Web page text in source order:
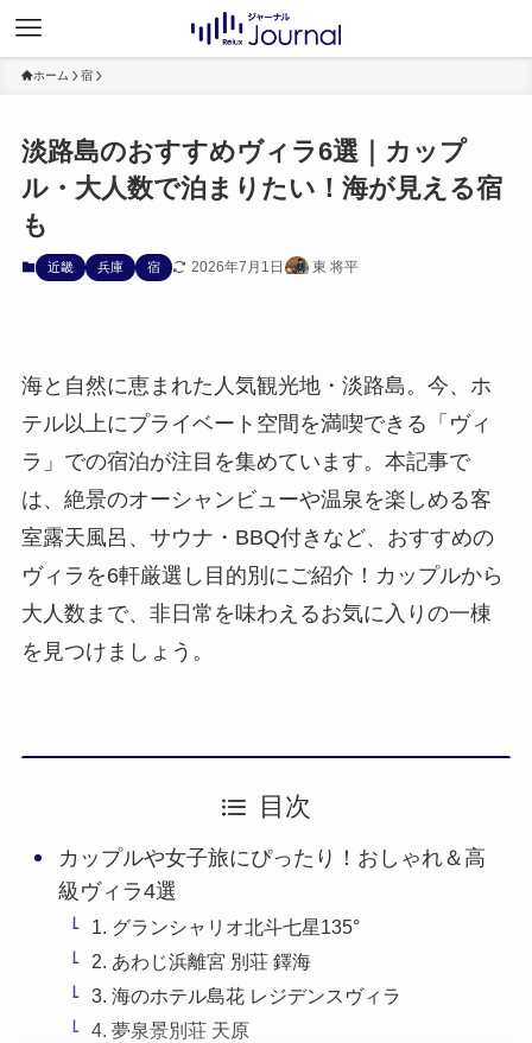
ホーム 宿
淡路島のおすすめヴィラ6選｜カップ
ル・大人数で泊まりたい！海が見える宿
も
近畿 兵庫 宿 2026年7月1日 東 将平
海と自然に恵まれた人気観光地・淡路島。今、ホ
テル以上にプライベート空間を満喫できる「ヴィ
ラ」での宿泊が注目を集めています。本記事で
は、絶景のオーシャンビューや温泉を楽しめる客
室露天風呂、サウナ・BBQ付きなど、おすすめの
ヴィラを6軒厳選し目的別にご紹介！カップルから
大人数まで、非日常を味わえるお気に入りの一棟
を見つけましょう。
目次
カップルや女子旅にぴったり！おしゃれ＆高
級ヴィラ4選
1. グランシャリオ北斗七星135°
2. あわじ浜離宮 別荘 鐸海
3. 海のホテル島花 レジデンスヴィラ
4. 夢泉景別荘 天原